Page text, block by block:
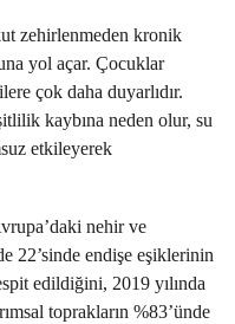
zehirlenmeden kronik
yol açar. Çocuklar
çok daha duyarlıdır.
kaybına neden olur, su
etkileyerek
nehir ve
22’sinde endişe eşiklerinin
edildiğini, 2019 yılında
toprakların %83’ünde